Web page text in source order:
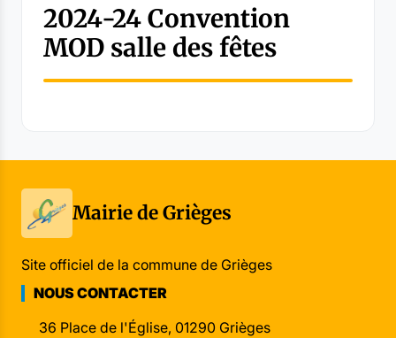
2024-24 Convention
MOD salle des fêtes
Mairie de Grièges
Site officiel de la commune de Grièges
NOUS CONTACTER
36 Place de l'Église, 01290 Grièges